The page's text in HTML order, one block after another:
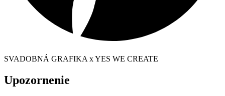
SVADOBNÁ GRAFIKA x YES WE CREATE
Upozornenie